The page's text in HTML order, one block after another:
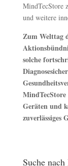
MindTecStore
und weitere
Zum Welttag
solche
Geräten und
zuverlässiges
Suche